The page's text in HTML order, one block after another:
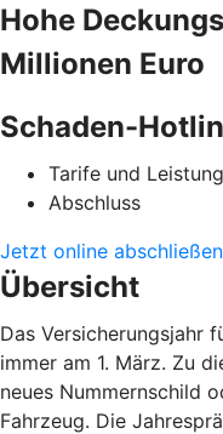
Hohe
Millionen Euro
Schaden-
Tarife und
Abschluss
Jetzt online abschließen
Übersicht
Das Versicherungsjahr
immer am 1. März. Zu
neues Nummernschild
Fahrzeug. Die